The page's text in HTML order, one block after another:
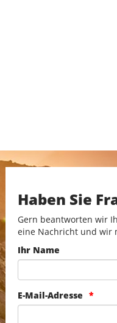
Haben Sie
Gern beantworten wir
eine Nachricht und wir
Ihr Name
E-Mail-Adresse